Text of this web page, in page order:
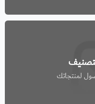
لمنتجاتك